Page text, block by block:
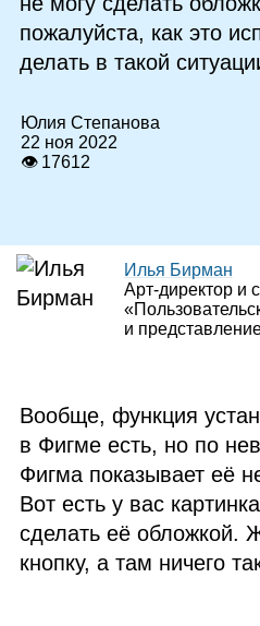
пожалуйста, как это
делать в такой
Юлия Степанова
22 ноя 2022
👁 17612
Илья Бирман
Арт‑директор и
и
Вообще, функция
в Фигме есть, но по
Фигма показывает её
Вот есть у вас
сделать её обложкой.
кнопку, а там ничего